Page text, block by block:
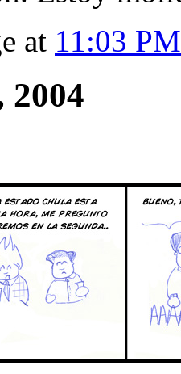
at 11:03 PM
2004